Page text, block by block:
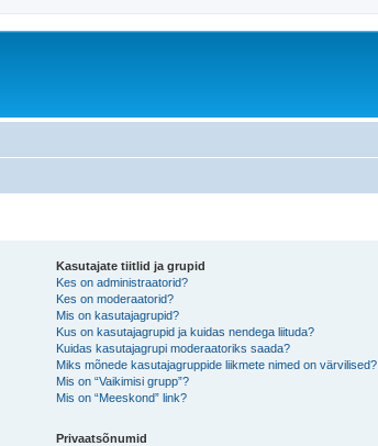
Kasutajate tiitlid ja grupid
Kes on administraatorid?
Kes on moderaatorid?
Mis on kasutajagrupid?
Kus on kasutajagrupid ja kuidas nendega liituda?
Kuidas kasutajagrupi moderaatoriks saada?
Miks mõnede kasutajagruppide liikmete nimed on värvilised?
Mis on “Vaikimisi grupp”?
Mis on “Meeskond” link?
Privaatsõnumid